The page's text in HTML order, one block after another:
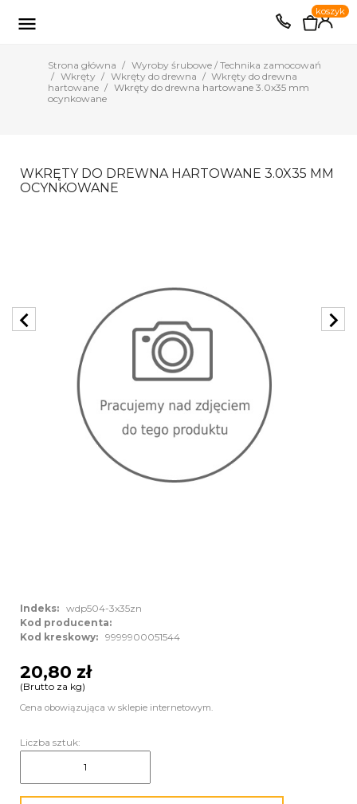
EUR PLN

0
koszyk
Strona główna
Wyroby śrubowe / Technika zamocowań
Wkręty
Wkręty do drewna
Wkręty do drewna
hartowane
Wkręty do drewna hartowane 3.0x35 mm
ocynkowane
WKRĘTY DO DREWNA HARTOWANE 3.0X35 MM
OCYNKOWANE
chevron_left chevron_right
Indeks: wdp504-3x35zn
Kod producenta:
Kod kreskowy: 9999900051544
20,80 zł
(Brutto za kg)
Cena obowiązująca w sklepie internetowym.
Liczba sztuk: